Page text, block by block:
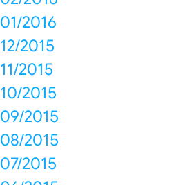
01/2016
12/2015
11/2015
10/2015
09/2015
08/2015
07/2015